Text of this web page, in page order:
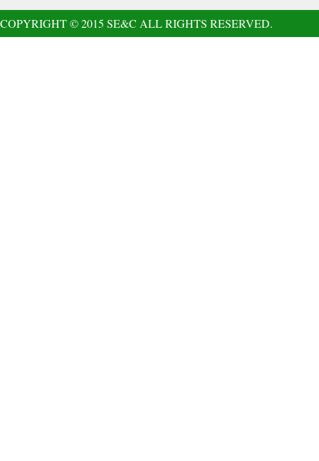
COPYRIGHT © 2015 SE&C ALL RIGHTS RESERVED.